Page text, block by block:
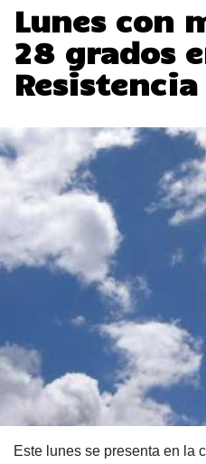
Lunes con
28 grados
Resistencia
Este lunes se presenta en la